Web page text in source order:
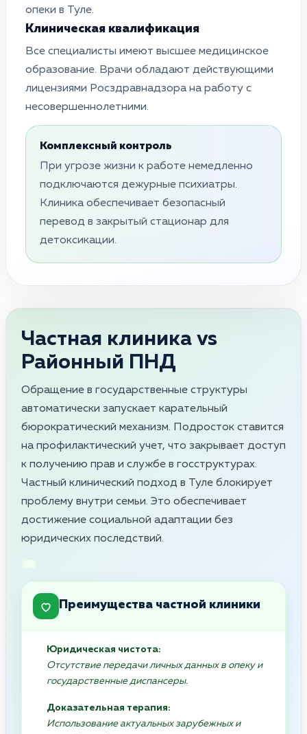
опеки в Туле.
Клиническая квалификация
Все специалисты имеют высшее медицинское
образование. Врачи обладают действующими
лицензиями Росздравнадзора на работу с
несовершеннолетними.
Комплексный контроль
При угрозе жизни к работе немедленно
подключаются дежурные психиатры.
Клиника обеспечивает безопасный
перевод в закрытый стационар для
детоксикации.
Частная клиника vs
Районный ПНД
Обращение в государственные структуры
автоматически запускает карательный
бюрократический механизм. Подросток ставится
на профилактический учет, что закрывает доступ
к получению прав и службе в госструктурах.
Частный клинический подход в Туле блокирует
проблему внутри семьи. Это обеспечивает
достижение социальной адаптации без
юридических последствий.
Преимущества частной клиники
Юридическая чистота:
Отсутствие передачи личных данных в опеку и
государственные диспансеры.
Доказательная терапия:
Использование актуальных зарубежных и